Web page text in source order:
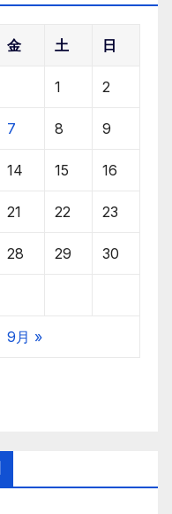
金 土 日
1 2
7 8 9
14 15 16
21 22 23
28 29 30
9月 »